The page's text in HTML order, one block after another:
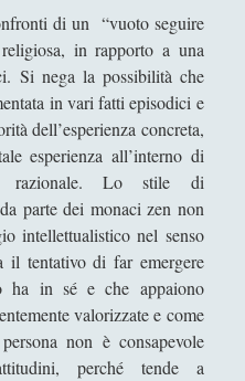
l'Idea di Artisticità sui
della steppa
UN
Mundi di Leonardo da
la "clessidra" della luce
fra l'immaginazione
di un “vuoto seguire
in rapporto a una
Si nega la possibilità che
in vari fatti episodici e
dell’esperienza concreta,
esperienza all’interno di
razionale. Lo stile di
parte dei monaci zen non
intellettualistico nel senso
tentativo di far emergere
ha in sé e che appaiono
valorizzate e come
non è consapevole
perché tende a